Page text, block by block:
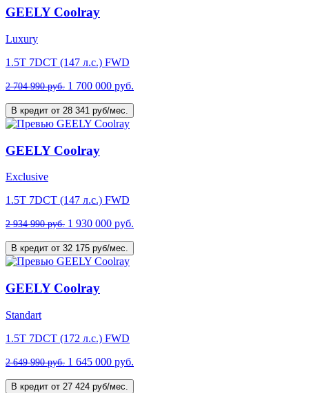
GEELY Coolray
Luxury
1.5T 7DCT (147 л.с.) FWD
2 704 990 руб. 1 700 000 руб.
В кредит от 28 341 руб/мес.
GEELY Coolray
Exclusive
1.5T 7DCT (147 л.с.) FWD
2 934 990 руб. 1 930 000 руб.
В кредит от 32 175 руб/мес.
GEELY Coolray
Standart
1.5T 7DCT (172 л.с.) FWD
2 649 990 руб. 1 645 000 руб.
В кредит от 27 424 руб/мес.